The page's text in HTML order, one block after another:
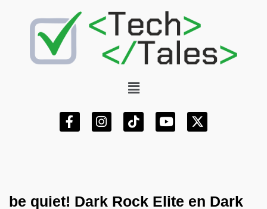
be quiet! Dark Rock Elite en Dark